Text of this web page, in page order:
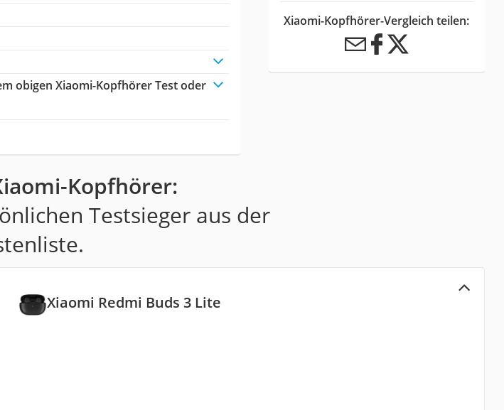
obigen Xiaomi-Kopfhörer Test oder
Xiaomi-Kopfhörer-Vergleich teilen:
Kopfhörer:
Testsieger aus der
Xiaomi Redmi Buds 3 Lite